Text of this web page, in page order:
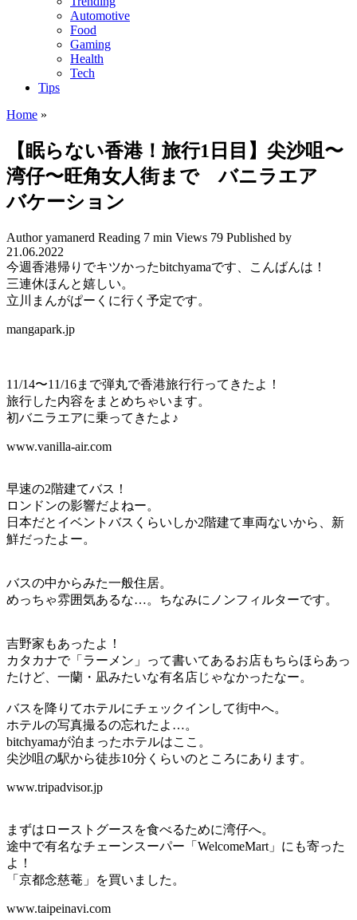
Automotive
Food
Gaming
Health
Tech
Tips
Home »
【眠らない香港！旅行1日目】尖沙咀〜
湾仔〜旺角女人街まで バニラエア
バケーション
Author yamanerd Reading 7 min Views 79 Published by
21.06.2022
今週香港帰りでキツかったbitchyamaです、こんばんは！
三連休ほんと嬉しい。
立川まんがぱーくに行く予定です。
mangapark.jp
11/14〜11/16まで弾丸で香港旅行行ってきたよ！
旅行した内容をまとめちゃいます。
初バニラエアに乗ってきたよ♪
www.vanilla-air.com
早速の2階建てバス！
ロンドンの影響だよねー。
日本だとイベントバスくらいしか2階建て車両ないから、新
鮮だったよー。
バスの中からみた一般住居。
めっちゃ雰囲気あるな…。ちなみにノンフィルターです。
吉野家もあったよ！
カタカナで「ラーメン」って書いてあるお店もちらほらあっ
たけど、一蘭・凪みたいな有名店じゃなかったなー。
バスを降りてホテルにチェックインして街中へ。
ホテルの写真撮るの忘れたよ…。
bitchyamaが泊まったホテルはここ。
尖沙咀の駅から徒歩10分くらいのところにあります。
www.tripadvisor.jp
まずはローストグースを食べるために湾仔へ。
途中で有名なチェーンスーパー「WelcomeMart」にも寄った
よ！
「京都念慈菴」を買いました。
www.taipeinavi.com